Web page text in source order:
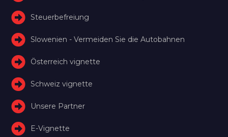
Steuerbefreiung
Slowenien - Vermeiden Sie die Autobahnen
Österreich vignette
Schweiz vignette
Unsere Partner
E-Vignette